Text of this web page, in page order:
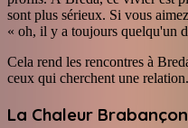
sont plus sérieux. Si vous
« oh, il y a toujours quelqu'un
Cela rend les rencontres à
ceux qui cherchent une relation.
La Chaleur